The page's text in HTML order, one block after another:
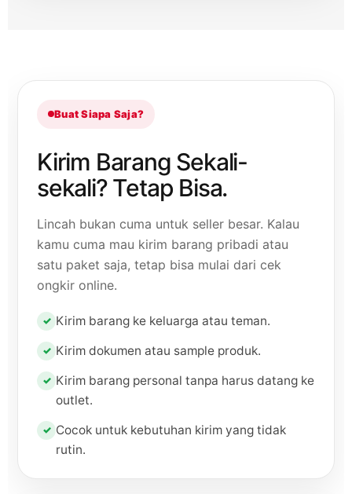
Buat Siapa Saja?
Kirim Barang Sekali-
sekali? Tetap Bisa.
Lincah bukan cuma untuk seller besar. Kalau
kamu cuma mau kirim barang pribadi atau
satu paket saja, tetap bisa mulai dari cek
ongkir online.
Kirim barang ke keluarga atau teman.
Kirim dokumen atau sample produk.
Kirim barang personal tanpa harus datang ke
outlet.
Cocok untuk kebutuhan kirim yang tidak
rutin.